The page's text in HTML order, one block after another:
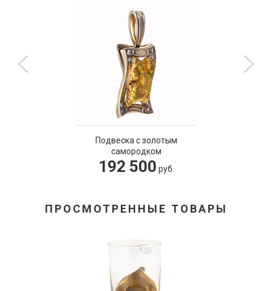
Подвеска с золотым
самородком
192 500 руб.
ПРОСМОТРЕННЫЕ ТОВАРЫ